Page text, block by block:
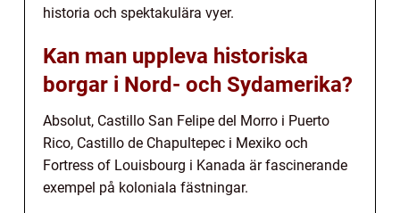
historia och spektakulära vyer.
Kan man uppleva historiska
borgar i Nord- och Sydamerika?
Absolut, Castillo San Felipe del Morro i Puerto
Rico, Castillo de Chapultepec i Mexiko och
Fortress of Louisbourg i Kanada är fascinerande
exempel på koloniala fästningar.